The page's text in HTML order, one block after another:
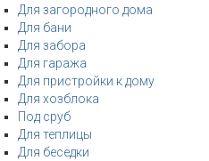
Для загородного дома
Для бани
Для забора
Для гаража
Для пристройки к дому
Для хозблока
Под сруб
Для теплицы
Для беседки